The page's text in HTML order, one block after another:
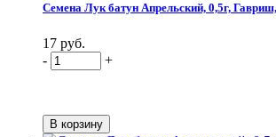
Семена Лук батун Апрельский, 0,5г,
17 руб.
-
+